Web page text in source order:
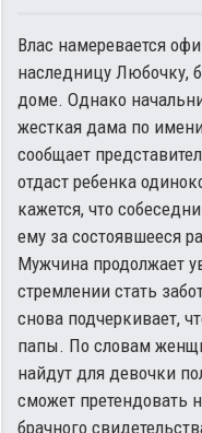
Влас намеревается
наследницу Любочку,
доме. Однако
жесткая дама по
сообщает
отдаст ребенка
кажется, что
ему за состоявшееся
Мужчина продолжает
стремлении стать
снова подчеркивает,
папы. По словам
найдут для девочки
сможет претендовать
брачного